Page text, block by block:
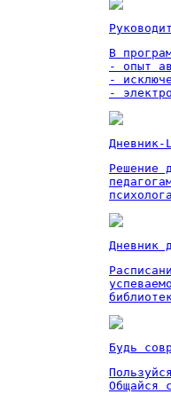
В
- опыт
-
-
Дневник-
Решение
Дневник
Будь
Общайся